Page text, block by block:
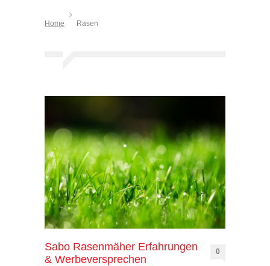
Home Rasen
Sabo Rasenmäher Erfahrungen
& Werbeversprechen
0